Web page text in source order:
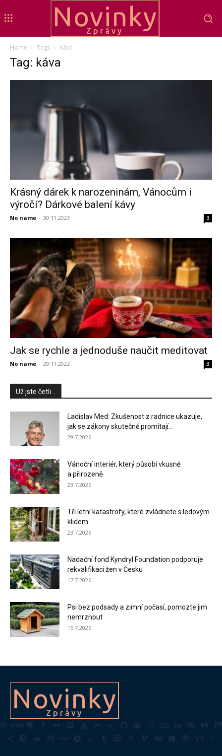
Novinky
Zprávy
Home Tags Káva
Tag: káva
Krásný dárek k narozeninám, Vánocům i
výročí? Dárkové balení kávy
No name - 30.11.2023 3
Jak se rychle a jednoduše naučit meditovat
No name - 29.11.2022 3
Už jste četli...
Ladislav Med: Zkušenost z radnice ukazuje,
jak se zákony skutečně promítají...
29.7.2026
Vánoční interiér, který působí vkusně
a přirozeně
23.7.2026
Tři letní katastrofy, které zvládnete s ledovým
klidem
23.7.2026
Nadační fond Kyndryl Foundation podporuje
rekvalifikaci žen v Česku
17.7.2026
Psi bez podsady a zimní počasí, pomozte jim
nemrznout
15.7.2026
Novinky
Zprávy